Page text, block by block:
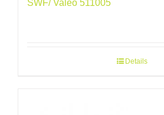
SWF/ Valeo 511005
Details